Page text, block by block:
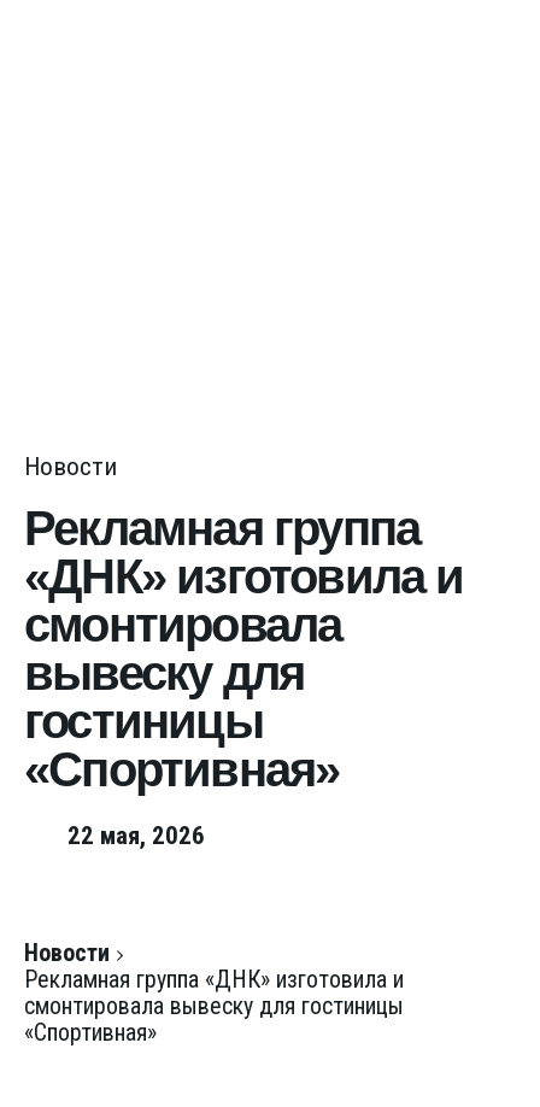
Новости
Рекламная группа
«ДНК» изготовила и
смонтировала
вывеску для
гостиницы
«Спортивная»
22 мая, 2026
Новости
Рекламная группа «ДНК» изготовила и
смонтировала вывеску для гостиницы
«Спортивная»